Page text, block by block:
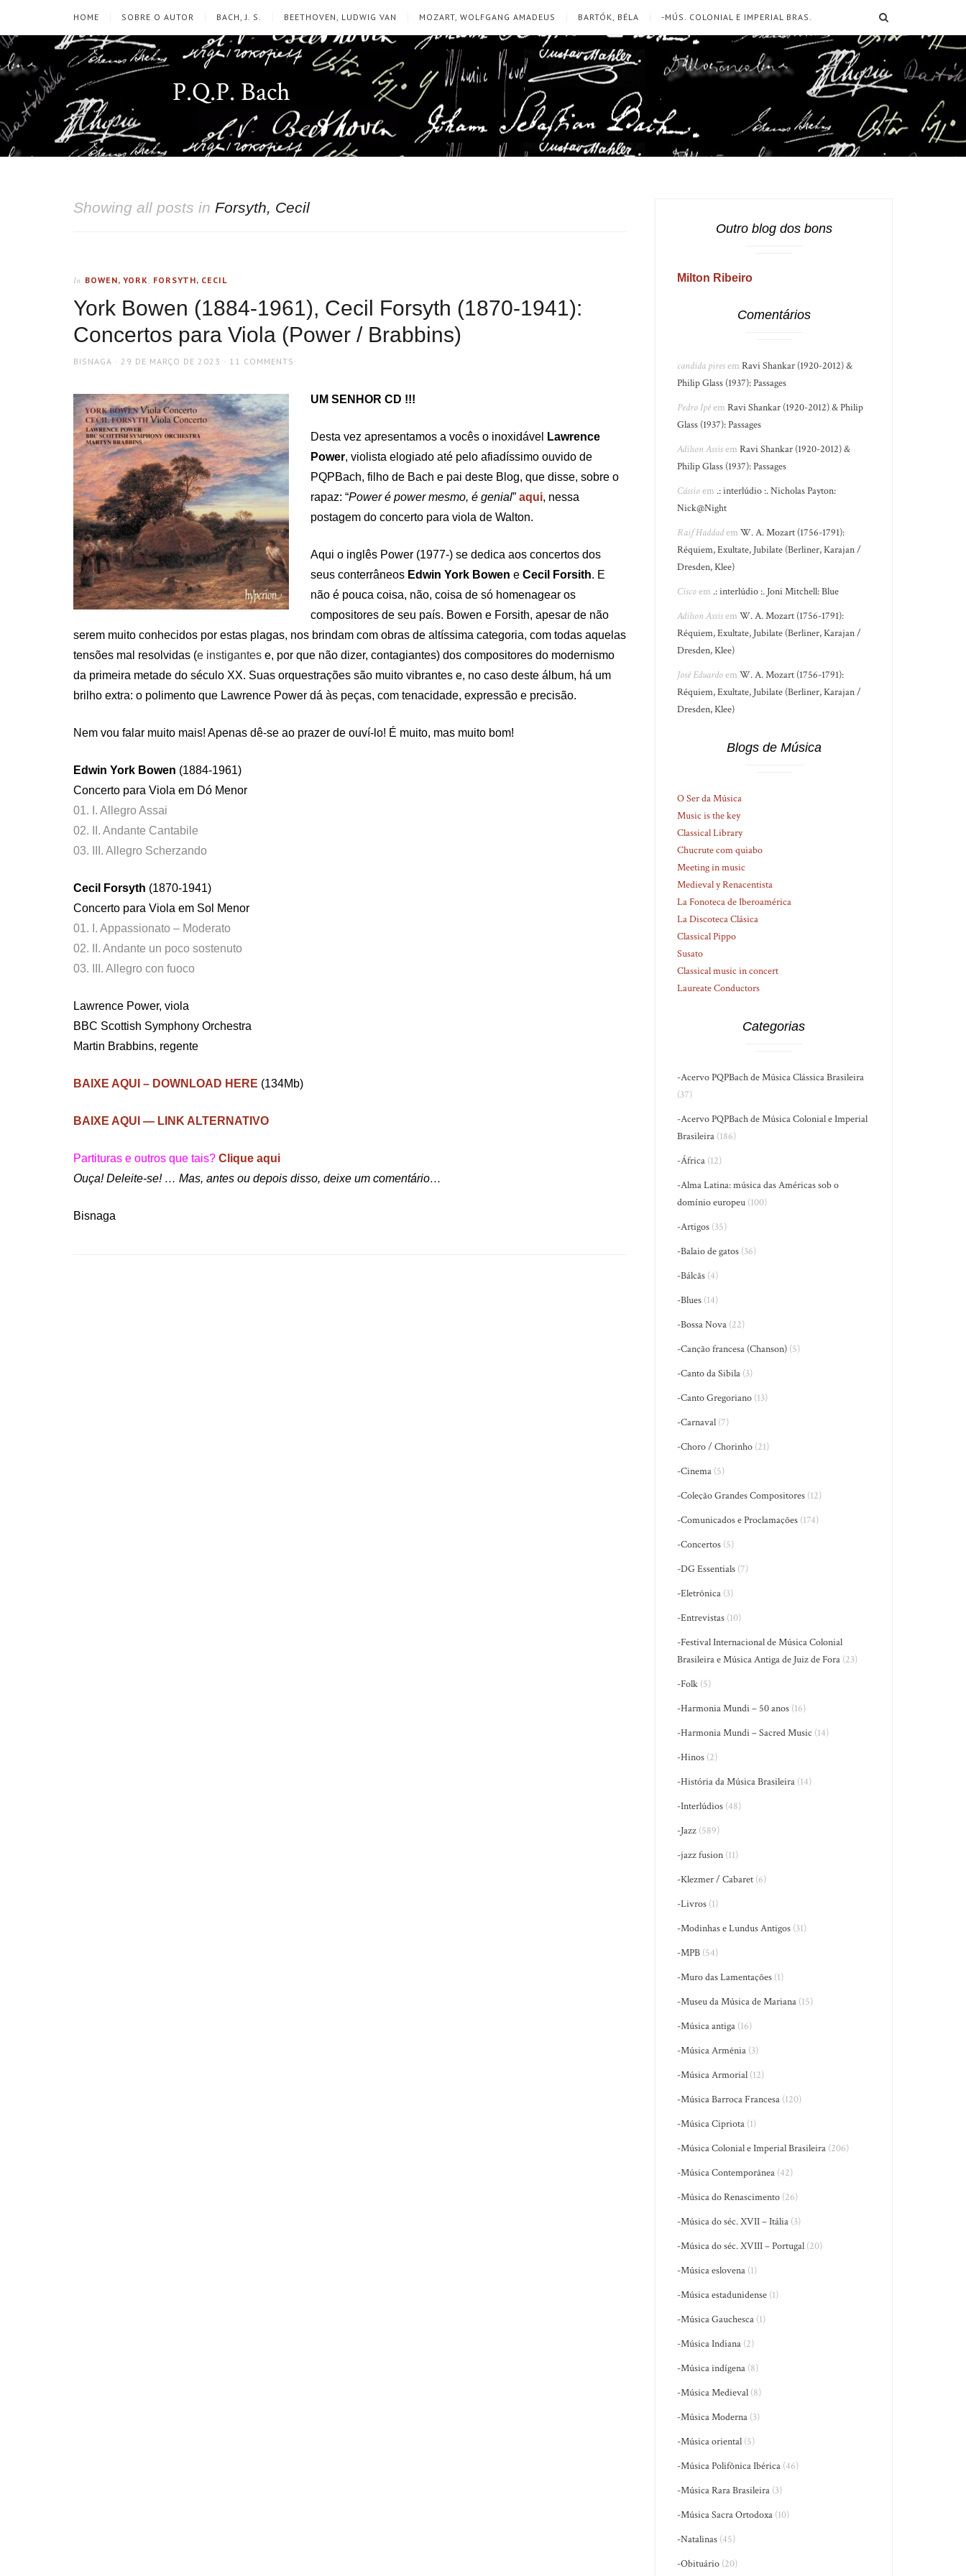
HOME SOBRE O AUTOR BACH, J. S. BEETHOVEN, LUDWIG VAN MOZART, WOLFGANG AMADEUS BARTÓK, BÉLA -MÚS. COLONIAL E IMPERIAL BRAS.
P.Q.P. Bach
Showing all posts in Forsyth, Cecil
In BOWEN, YORK FORSYTH, CECIL
York Bowen (1884-1961), Cecil Forsyth (1870-1941):
Concertos para Viola (Power / Brabbins)
AUTHOR
BISNAGA
POSTED
29 DE MARÇO DE 2023 11 COMMENTS
UM SENHOR CD !!!
Desta vez apresentamos a vocês o inoxidável
Lawrence
Power, violista elogiado até pelo afiadíssimo ouvido de
PQPBach, filho de Bach e pai deste Blog, que disse, sobre o
rapaz: “Power é power mesmo, é genial” aqui, nessa
postagem do concerto para viola de Walton.
Aqui o inglês Power (1977-) se dedica aos concertos dos
seus conterrâneos Edwin York Bowen e Cecil Forsith. E
não é pouca coisa, não, coisa de só homenagear os
compositores de seu país. Bowen e Forsith, apesar de não
serem muito conhecidos por estas plagas, nos brindam com obras de altíssima categoria, com todas aquelas
tensões mal resolvidas (e instigantes e, por que não dizer, contagiantes) dos compositores do modernismo
da primeira metade do século XX. Suas orquestrações são muito vibrantes e, no caso deste álbum, há um
brilho extra: o polimento que Lawrence Power dá às peças, com tenacidade, expressão e precisão.
Nem vou falar muito mais! Apenas dê-se ao prazer de ouví-lo! É muito, mas muito bom!
Edwin York Bowen (1884-1961)
Concerto para Viola em Dó Menor
01. I. Allegro Assai
02. II. Andante Cantabile
03. III. Allegro Scherzando
Cecil Forsyth (1870-1941)
Concerto para Viola em Sol Menor
01. I. Appassionato – Moderato
02. II. Andante un poco sostenuto
03. III. Allegro con fuoco
Lawrence Power, viola
BBC Scottish Symphony Orchestra
Martin Brabbins, regente
BAIXE AQUI – DOWNLOAD HERE (134Mb)
BAIXE AQUI — LINK ALTERNATIVO
Partituras e outros que tais? Clique aqui
Ouça! Deleite-se! … Mas, antes ou depois disso, deixe um comentário…
Bisnaga
Outro blog dos bons
Milton Ribeiro
Comentários
candida piresemRavi Shankar (1920-2012) &
Philip Glass (1937): Passages
Pedro IpêemRavi Shankar (1920-2012) & Philip
Glass (1937): Passages
Adilson AssisemRavi Shankar (1920-2012) &
Philip Glass (1937): Passages
Cássioem .: interlúdio :. Nicholas Payton:
Nick@Night
Raif HaddademW. A. Mozart (1756-1791):
Réquiem, Exultate, Jubilate (Berliner, Karajan /
Dresden, Klee)
Ciscoem .: interlúdio :. Joni Mitchell: Blue
Adilson AssisemW. A. Mozart (1756-1791):
Réquiem, Exultate, Jubilate (Berliner, Karajan /
Dresden, Klee)
José EduardoemW. A. Mozart (1756-1791):
Réquiem, Exultate, Jubilate (Berliner, Karajan /
Dresden, Klee)
Blogs de Música
O Ser da Música
Music is the key
Classical Library
Chucrute com quiabo
Meeting in music
Medieval y Renacentista
La Fonoteca de Iberoamérica
La Discoteca Clásica
Classical Pippo
Susato
Classical music in concert
Laureate Conductors
Categorias
-Acervo PQPBach de Música Clássica Brasileira
(37)
-Acervo PQPBach de Música Colonial e Imperial
Brasileira (186)
-África (12)
-Alma Latina: música das Américas sob o
domínio europeu (100)
-Artigos (35)
-Balaio de gatos (36)
-Bálcãs (4)
-Blues (14)
-Bossa Nova (22)
-Canção francesa (Chanson) (5)
-Canto da Sibila (3)
-Canto Gregoriano (13)
-Carnaval (7)
-Choro / Chorinho (21)
-Cinema (5)
-Coleção Grandes Compositores (12)
-Comunicados e Proclamações (174)
-Concertos (5)
-DG Essentials (7)
-Eletrônica (3)
-Entrevistas (10)
-Festival Internacional de Música Colonial
Brasileira e Música Antiga de Juiz de Fora (23)
-Folk (5)
-Harmonia Mundi – 50 anos (16)
-Harmonia Mundi – Sacred Music (14)
-Hinos (2)
-História da Música Brasileira (14)
-Interlúdios (48)
-Jazz (589)
-jazz fusion (11)
-Klezmer / Cabaret (6)
-Livros (1)
-Modinhas e Lundus Antigos (31)
-MPB (54)
-Muro das Lamentações (1)
-Museu da Música de Mariana (15)
-Música antiga (16)
-Música Armênia (3)
-Música Armorial (12)
-Música Barroca Francesa (120)
-Música Cipriota (1)
-Música Colonial e Imperial Brasileira (206)
-Música Contemporânea (42)
-Música do Renascimento (26)
-Música do séc. XVII – Itália (3)
-Música do séc. XVIII – Portugal (20)
-Música eslovena (1)
-Música estadunidense (1)
-Música Gauchesca (1)
-Música Indiana (2)
-Música indígena (8)
-Música Medieval (8)
-Música Moderna (3)
-Música oriental (5)
-Música Polifônica Ibérica (46)
-Música Rara Brasileira (3)
-Música Sacra Ortodoxa (10)
-Natalinas (45)
-Obituário (20)